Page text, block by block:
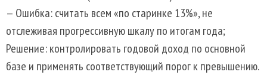
— Ошибка: считать всем «по старинке 13%», не
отслеживая прогрессивную шкалу по итогам года;
Решение: контролировать годовой доход по основной
базе и применять соответствующий порог к превышению.